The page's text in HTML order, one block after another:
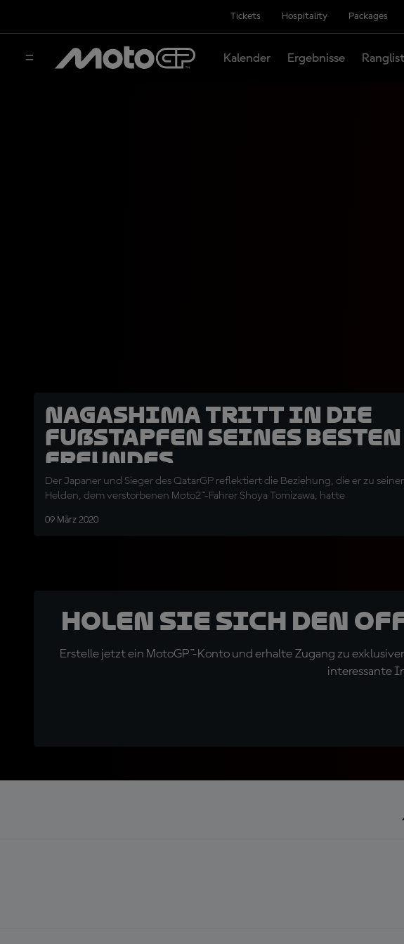
Tickets Hospitality Packages
Kalender Ergebnisse
Nagashima tritt in die
Fußstapfen seines besten
Freundes...
Der Japaner und Sieger des QatarGP reflektiert die Beziehung, die er zu
Helden, dem verstorbenen Moto2™-Fahrer Shoya Tomizawa, hatte
09 März 2020
Holen Sie sich den
Erstelle jetzt ein MotoGP™-Konto und erhalte Zugang zu
interessante